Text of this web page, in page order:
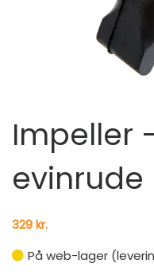
Impeller
evinrude
329kr.
På web-lager